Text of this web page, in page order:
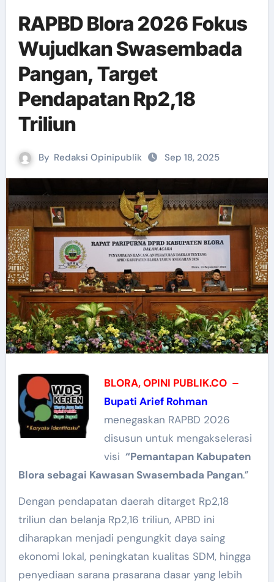
RAPBD Blora 2026 Fokus
Wujudkan Swasembada
Pangan, Target
Pendapatan Rp2,18
Triliun
By Redaksi Opinipublik Sep 18, 2025
BLORA, OPINI PUBLIK.CO –
Bupati Arief Rohman
menegaskan RAPBD 2026
disusun untuk mengakselerasi
visi “Pemantapan Kabupaten
Blora sebagai Kawasan Swasembada Pangan.”
Dengan pendapatan daerah ditarget Rp2,18
triliun dan belanja Rp2,16 triliun, APBD ini
diharapkan menjadi pengungkit daya saing
ekonomi lokal, peningkatan kualitas SDM, hingga
penyediaan sarana prasarana dasar yang lebih